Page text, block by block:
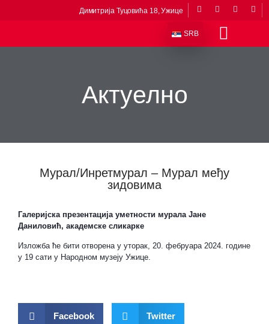
Димитрија Туцовића 18, Ужице
SRB
Актуелно
Мурал/Инретмурал – Мурал међу
зидовима
Галеријска презентација уметности мурала Јане
Даниловић, академске сликарке
Изложба ће бити отворена у уторак, 20. фебруара 2024. године
у 19 сати у Народном музеју Ужице.
Facebook Twitter